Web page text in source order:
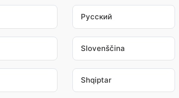
Pусский
Slovenščina
Shqiptar